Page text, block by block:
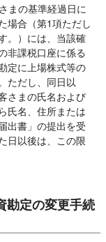
まの基準経過日に
場合（第1項ただし
。）には、当該確
非課税口座に係る
定に上場株式等の
ただし、同日以
さまの氏名および
氏名、住所または
出書」の提出を受
日以後は、この限
勘定の変更手続